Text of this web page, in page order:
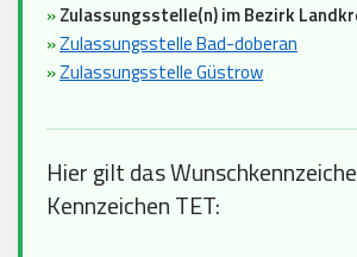
»Zulassungsstelle(n) im Bezirk
»Zulassungsstelle Bad-doberan
»Zulassungsstelle Güstrow
Hier gilt das
Kennzeichen TET: